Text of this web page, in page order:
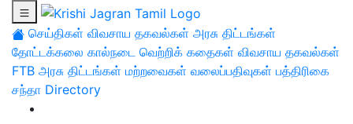
செய்திகள் விவசாய தகவல்கள் அரசு திட்டங்கள்
தோட்டக்கலை கால்நடை வெற்றிக் கதைகள் விவசாய தகவல்கள்
FTB அரசு திட்டங்கள் மற்றவைகள் வலைப்பதிவுகள் பத்திரிகை
சந்தா Directory